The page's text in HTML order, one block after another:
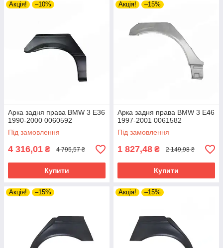
Акція! –10%
Арка задня права BMW 3 E36
1990-2000 0060592
Під замовлення
4 316,01 ₴ 4 795,57 ₴
Купити
Акція! –15%
Арка задня права BMW 3 E46
1997-2001 0061582
Під замовлення
1 827,48 ₴ 2 149,98 ₴
Купити
Акція! –15% Акція! –15%